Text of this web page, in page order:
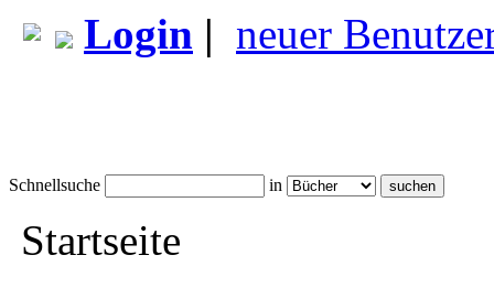
Login | neuer
Schnellsuche in
Startseite